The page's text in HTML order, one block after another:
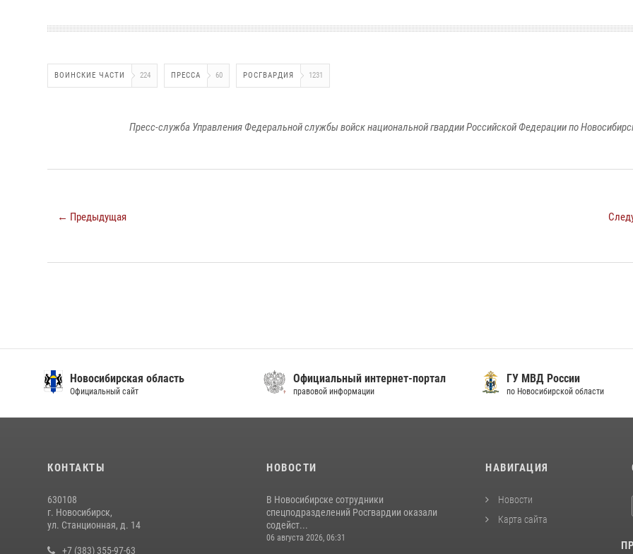
ВОИНСКИЕ ЧАСТИ 224 ПРЕССА 60 РОСГВАРДИЯ 1231
Пресс-служба Управления Федеральной службы войск национальной гвардии Российской Федерации по
← Предыдущая
Новосибирская область
Официальный сайт
Официальный интернет-портал
правовой информации
ГУ МВД России
по Новосибирской области
КОНТАКТЫ
630108
г. Новосибирск,
ул. Станционная, д. 14
+7 (383) 355-97-63
НОВОСТИ
В Новосибирске сотрудники
спецподразделений Росгвардии оказали
содейст...
06 августа 2026, 06:31
НАВИГАЦИЯ
Новости
Карта сайта